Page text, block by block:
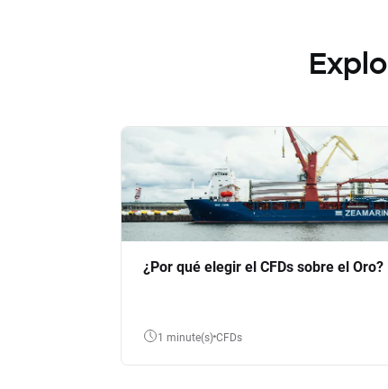
¿Por qué elegir el CFDs sobre el Oro?
1 minute(s) CFDs